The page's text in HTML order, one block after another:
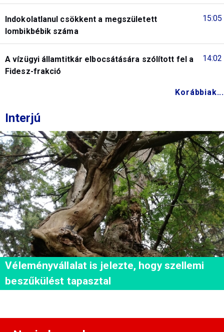
15:05
Indokolatlanul csökkent a megszületett
lombikbébik száma
14:02
A vízügyi államtitkár elbocsátására szólított fel a
Fidesz-frakció
Korábbiak...
Interjú
Véleményvállalat is jelezte, hogy szellemi
beszűkülést tapasztal